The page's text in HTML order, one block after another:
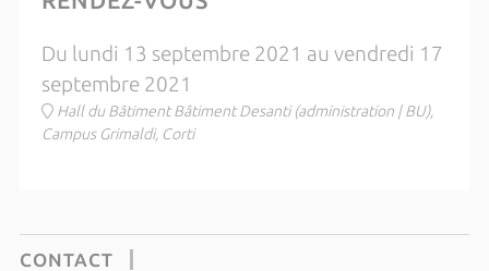
Du lundi 13 septembre 2021 au vendredi 17
septembre 2021
Hall du Bâtiment Bâtiment Desanti (administration | BU),
Campus Grimaldi, Corti
CONTACT